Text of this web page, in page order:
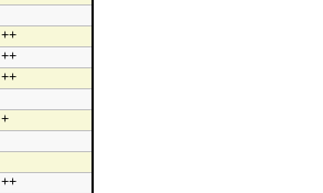
++
++
++
+
++